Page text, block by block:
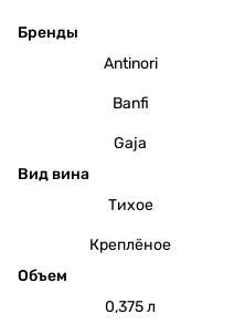
Бренды
Antinori
Banfi
Gaja
Вид вина
Тихое
Креплёное
Объем
0,375 л